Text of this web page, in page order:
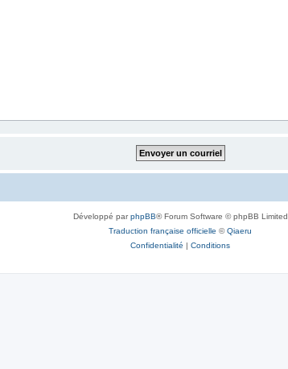
Développé parphpBB® Forum Software © phpBB Limited
Traduction française officielle ©Qiaeru
Confidentialité | Conditions